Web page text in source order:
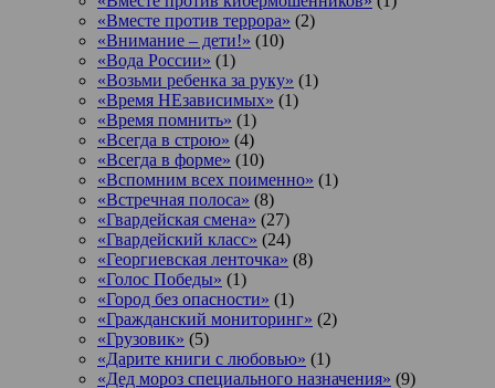
«Вместе против террора» (2)
«Внимание – дети!» (10)
«Вода России» (1)
«Возьми ребенка за руку» (1)
«Время НЕзависимых» (1)
«Время помнить» (1)
«Всегда в строю» (4)
«Всегда в форме» (10)
«Вспомним всех поименно» (1)
«Встречная полоса» (8)
«Гвардейская смена» (27)
«Гвардейский класс» (24)
«Георгиевская ленточка» (8)
«Голос Победы» (1)
«Город без опасности» (1)
«Гражданский мониторинг» (2)
«Грузовик» (5)
«Дарите книги с любовью» (1)
«Дед мороз специального назначения» (9)